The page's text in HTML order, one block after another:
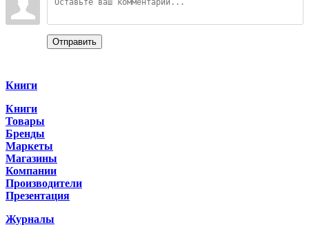
Отправить
Книги
Книги
Товары
Бренды
Маркеты
Магазины
Компании
Производители
Презентация
Журналы